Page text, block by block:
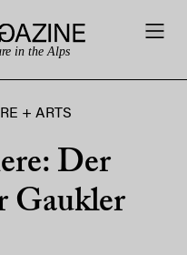
in the Alps
+ ARTS
Der
Gaukler